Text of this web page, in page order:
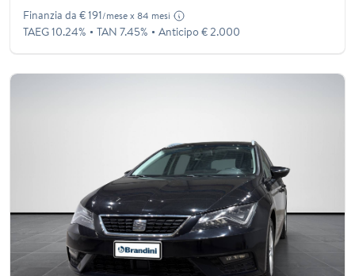
Finanzia da € 191/mese x 84 mesi
TAEG 10.24% TAN 7.45% Anticipo € 2.000